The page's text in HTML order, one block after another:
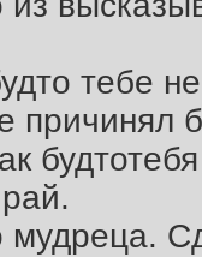
тебе
причинял
мудреца.